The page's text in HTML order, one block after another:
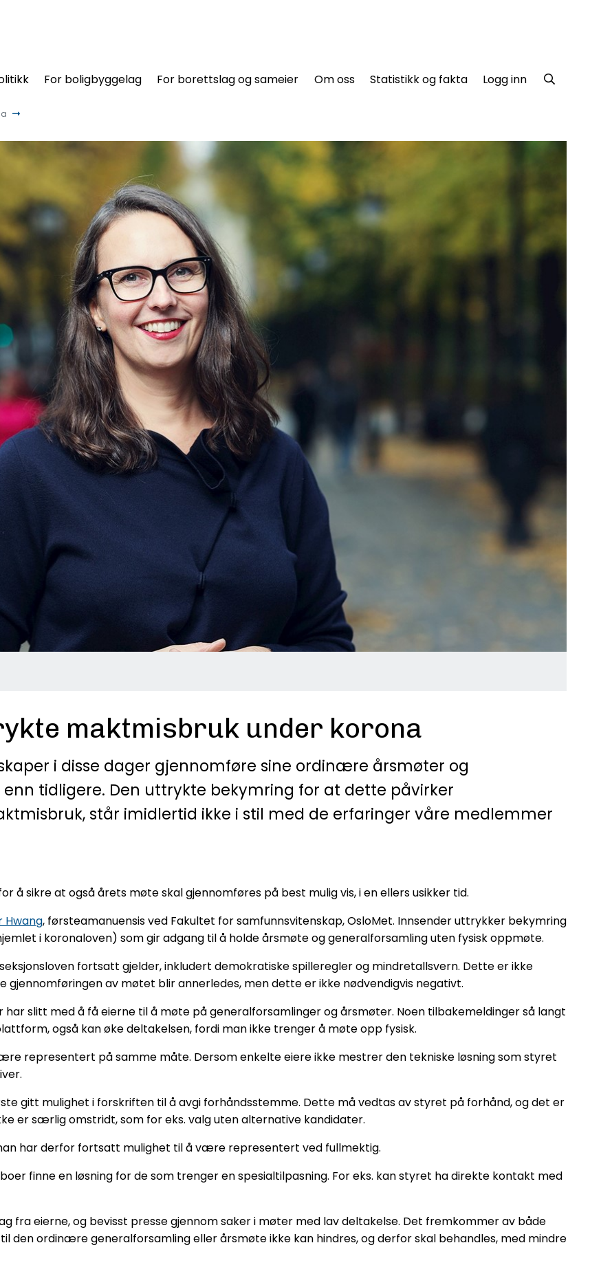
For boligbyggelag For borettslag og sameier Om oss Statistikk og fakta Logg inn
maktmisbruk under korona
i disse dager gjennomføre sine ordinære årsmøter og
tidligere. Den uttrykte bekymring for at dette påvirker
står imidlertid ikke i stil med de erfaringer våre medlemmer
å sikre at også årets møte skal gjennomføres på best mulig vis, i en ellers usikker tid.
Hwang, førsteamanuensis ved Fakultet for samfunnsvitenskap, OsloMet. Innsender uttrykker bekymring
i koronaloven) som gir adgang til å holde årsmøte og generalforsamling uten fysisk oppmøte.
fortsatt gjelder, inkludert demokratiske spilleregler og mindretallsvern. Dette er ikke
av møtet blir annerledes, men dette er ikke nødvendigvis negativt.
slitt med å få eierne til å møte på generalforsamlinger og årsmøter. Noen tilbakemeldinger så langt
også kan øke deltakelsen, fordi man ikke trenger å møte opp fysisk.
representert på samme måte. Dersom enkelte eiere ikke mestrer den tekniske løsning som styret
gitt mulighet i forskriften til å avgi forhåndsstemme. Dette må vedtas av styret på forhånd, og det er
er særlig omstridt, som for eks. valg uten alternative kandidater.
har derfor fortsatt mulighet til å være representert ved fullmektig.
finne en løsning for de som trenger en spesialtilpasning. For eks. kan styret ha direkte kontakt med
fra eierne, og bevisst presse gjennom saker i møter med lav deltakelse. Det fremkommer av både
den ordinære generalforsamling eller årsmøte ikke kan hindres, og derfor skal behandles, med mindre